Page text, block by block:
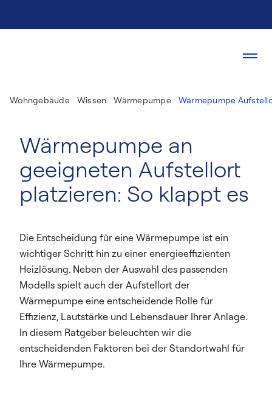
Wohngebäude Wissen Wärmepumpe Wärmepumpe
Wärmepumpe an
geeigneten Aufstellort
platzieren: So klappt es
Die Entscheidung für eine Wärmepumpe ist ein
wichtiger Schritt hin zu einer energieeffizienten
Heizlösung. Neben der Auswahl des passenden
Modells spielt auch der Aufstellort der
Wärmepumpe eine entscheidende Rolle für
Effizienz, Lautstärke und Lebensdauer Ihrer Anlage.
In diesem Ratgeber beleuchten wir die
entscheidenden Faktoren bei der Standortwahl für
Ihre Wärmepumpe.